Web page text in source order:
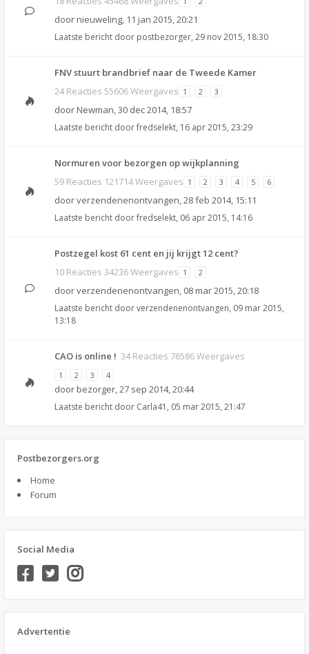
door nieuweling, 11 jan 2015, 20:21
Laatste bericht door postbezorger, 29 nov 2015, 18:30
FNV stuurt brandbrief naar de Tweede Kamer
24 Reacties 55606 Weergaves 1 2 3
door Newman,30 dec 2014, 18:57
Laatste bericht doorfredselekt, 16 apr 2015, 23:29
Normuren voor bezorgen op wijkplanning
59 Reacties 121714 Weergaves 1 2 3 4 5 6
doorverzendenenontvangen,28 feb 2014, 15:11
Laatste bericht doorfredselekt, 06 apr 2015, 14:16
Postzegel kost 61 cent en jij krijgt 12 cent?
10 Reacties 34236 Weergaves 1 2
doorverzendenenontvangen, 08 mar 2015, 20:18
Laatste bericht doorverzendenenontvangen, 09 mar 2015,
13:18
CAO is online ! 34 Reacties 76586 Weergaves
1 2 3 4
door bezorger,27 sep 2014, 20:44
Laatste bericht door Carla41 , 05 mar 2015, 21:47
Postbezorgers.org
Home
Forum
Social Media
Advertentie